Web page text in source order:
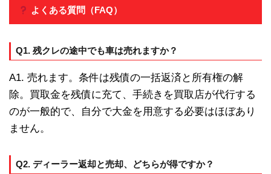
よくある質問（FAQ）
Q1. 残クレの途中でも車は売れますか？
A1. 売れます。条件は残債の一括返済と所有権の解
除。買取金を残債に充て、手続きを買取店が代行する
のが一般的で、自分で大金を用意する必要はほぼあり
ません。
Q2. ディーラー返却と売却、どちらが得ですか？